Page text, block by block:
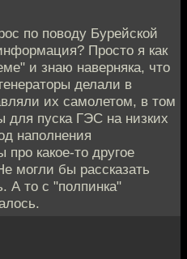
по поводу Бурейской
Просто я как
и знаю наверняка, что
делали в
их самолетом, в том
для пуска ГЭС на низких
наполнения
какое-то другое
могли бы рассказать
А то с "полпинка"